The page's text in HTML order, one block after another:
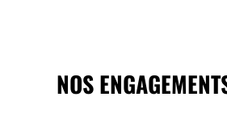
NOS